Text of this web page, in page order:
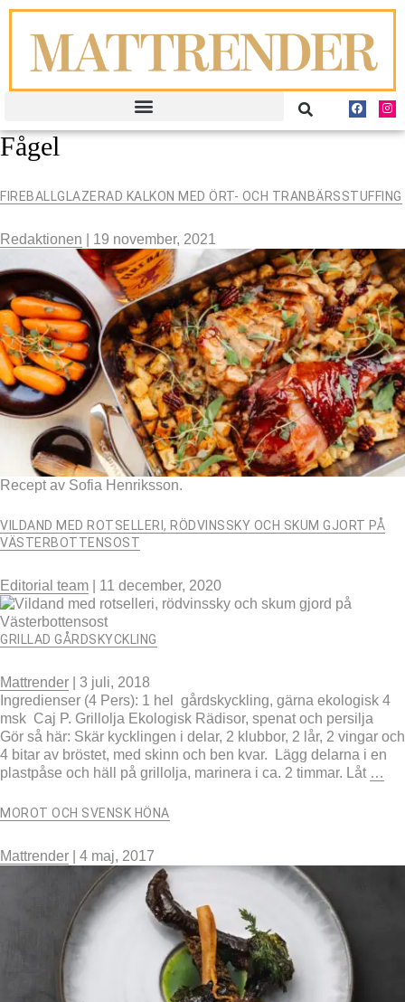
Fågel
FIREBALLGLAZERAD KALKON MED ÖRT- OCH TRANBÄRSSTUFFING
Redaktionen 19 november, 2021
Recept av Sofia Henriksson.
VILDAND MED ROTSELLERI, RÖDVINSSKY OCH SKUM GJORT PÅ
VÄSTERBOTTENSOST
Editorial team 11 december, 2020
GRILLAD GÅRDSKYCKLING
Mattrender
3 juli, 2018
Ingredienser (4 Pers): 1 hel gårdskyckling, gärna ekologisk 4
msk Caj P. Grillolja Ekologisk Rädisor, spenat och persilja
Gör så här: Skär kycklingen i delar, 2 klubbor, 2 lår, 2 vingar och
4 bitar av bröstet, med skinn och ben kvar. Lägg delarna i en
plastpåse och häll på grillolja, marinera i ca. 2 timmar. Låt …
MOROT OCH SVENSK HÖNA
Mattrender 4 maj, 2017